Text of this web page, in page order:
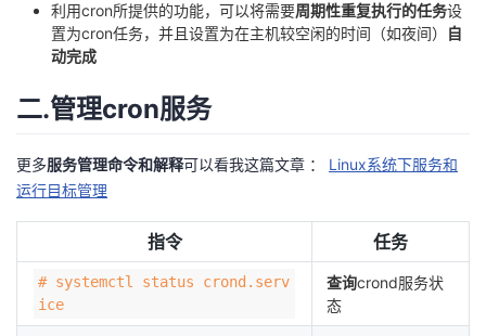
博
客
的
论
我
的
子
我
直
的
动
我
关
的
我
利用cron所提供的功能，可以将需要周期性重复执行的任务设
置为cron任务，并且设置为在主机较空闲的时间（如夜间）
自
动完成
二.管理cron服务
更多服务管理命令和解释可以看我这篇文章 ： Linux系统下服务和
运行目标管理
指令 任务
# systemctl status crond.serv
ice
查询crond服务状
态